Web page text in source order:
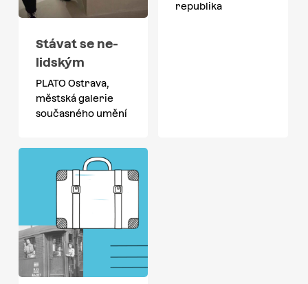
Stávat se ne-
lidským
PLATO Ostrava,
městská galerie
současného umění
republika